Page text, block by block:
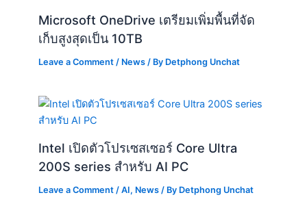
Intel เปิดตัวโปรเซสเซอร์ Core Ultra
Leave a Comment /AI,News/ ByDetphong Unchat
Ubuntu 24.10 ‘Oracular Oriole’: สรุป